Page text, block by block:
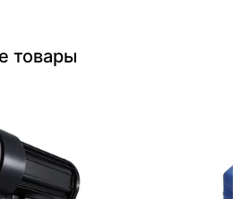
товары